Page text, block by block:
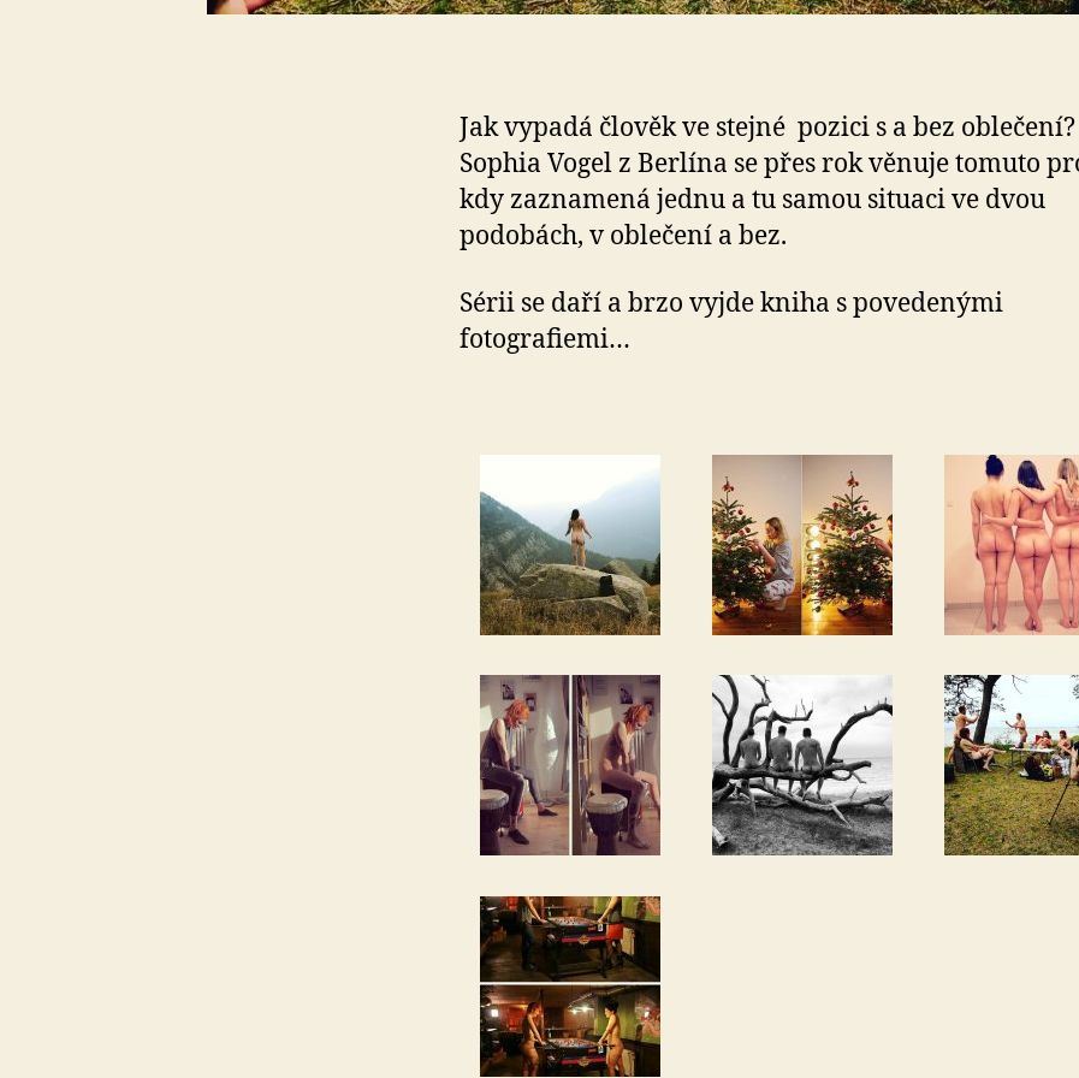
Jak vypadá člověk ve stejné pozici s a bez oblečení?
Sophia Vogel z Berlína se přes rok věnuje tomuto
kdy zaznamená jednu a tu samou situaci ve dvou
podobách, v oblečení a bez.
Sérii se daří a brzo vyjde kniha s povedenými
fotografiemi…